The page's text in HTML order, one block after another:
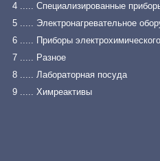
4 ..... Специализированные
5 ..... Электронагревательное
6 ..... Приборы
7 ..... Разное
8 ..... Лабораторная посуда
9 ..... Химреактивы